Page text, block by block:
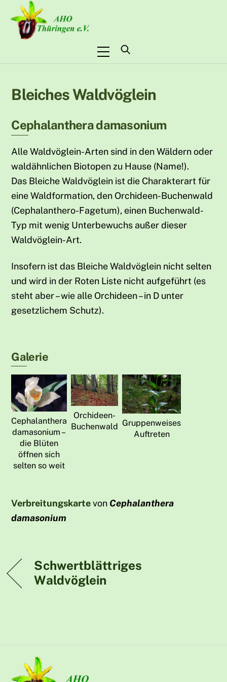
content
Menu
Bleiches Waldvöglein
Cephalanthera damasonium
Alle Waldvöglein-Arten sind in den Wäldern oder
waldähnlichen Biotopen zu Hause (Name!).
Das Bleiche Waldvöglein ist die Charakterart für
eine Waldformation, den Orchideen-Buchenwald
(Cephalanthero-Fagetum), einen Buchenwald-
Typ mit wenig Unterbewuchs außer dieser
Waldvöglein-Art.
Insofern ist das Bleiche Waldvöglein nicht selten
und wird in der Roten Liste nicht aufgeführt (es
steht aber – wie alle Orchideen – in D unter
gesetzlichem Schutz).
Galerie
Cephalanthera
damasonium –
die Blüten
öffnen sich
selten so weit
Orchideen-
Buchenwald Gruppenweises
Auftreten
Verbreitungskarte von Cephalanthera
damasonium
Schwertblättriges
Waldvöglein